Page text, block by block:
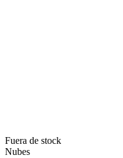
Fuera de stock
Nubes